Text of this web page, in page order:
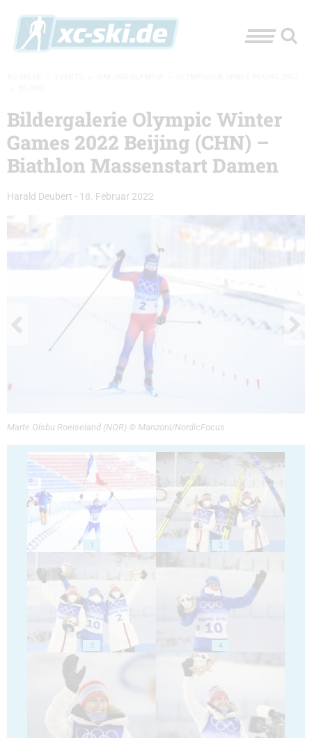
Bildergalerie Olympic Winter
Games 2022 Beijing (CHN) –
Biathlon Massenstart Damen
Harald Deubert - 18. Februar 2022
Marte Olsbu Roeiseland (NOR) © Manzoni/NordicFocus
1 2
3 4